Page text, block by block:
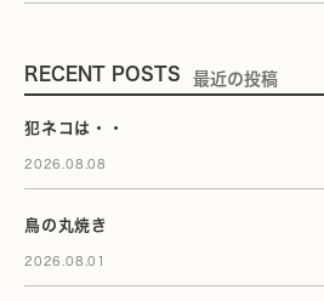
RECENT POSTS 最近の投稿
犯ネコは・・
2026.08.08
鳥の丸焼き
2026.08.01